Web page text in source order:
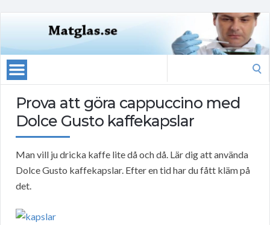
Prova att göra cappuccino med
Dolce Gusto kaffekapslar
Man vill ju dricka kaffe lite då och då. Lär dig att använda
Dolce Gusto kaffekapslar. Efter en tid har du fått kläm på
det.